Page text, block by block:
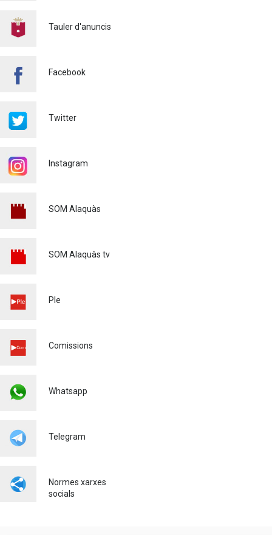
PAELLES 2026
euros per a gaudir de la
22/07/2026
Igualtat 16/06/2026
POEMES - MARE DE DÉU DE
Tauler d'anuncis
Facebook
Twitter
Instagram
SOM Alaquàs
SOM Alaquàs tv
Ple
Comissions
Whatsapp
Telegram
Normes xarxes
socials